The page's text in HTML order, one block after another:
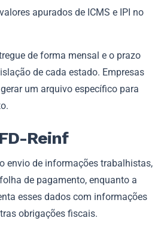
apurados de ICMS e IPI no
de forma mensal e o prazo
de cada estado. Empresas
um arquivo específico para
Reinf
envio de informações trabalhistas,
de pagamento, enquanto a
esses dados com informações
obrigações fiscais.